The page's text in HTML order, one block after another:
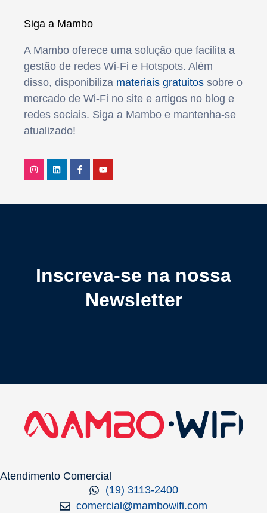
Siga a Mambo
A Mambo oferece uma solução que facilita a
gestão de redes Wi-Fi e Hotspots. Além
disso, disponibiliza materiais gratuitos sobre o
mercado de Wi-Fi no site e artigos no blog e
redes sociais. Siga a Mambo e mantenha-se
atualizado!
Inscreva-se na nossa
Newsletter
Atendimento Comercial
(19) 3113-2400
comercial@mambowifi.com